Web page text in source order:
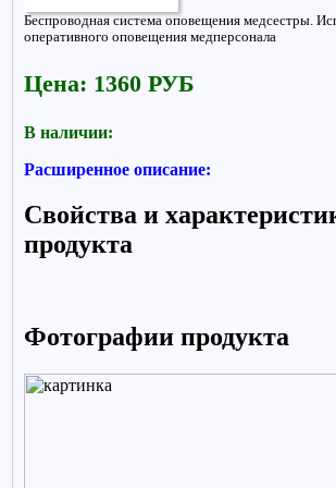
Беспроводная система оповещения медсестры.
оперативного оповещения медперсонала
Цена: 1360 РУБ
В наличии:
Расширенное описание:
Свойства и
продукта
Фотографии продукта